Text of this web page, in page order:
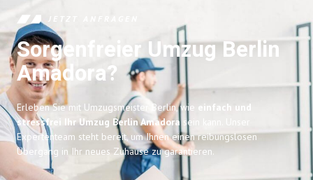
JETZT ANFRAGEN
Sorgenfreier Umzug Berlin
Amadora?
Erleben Sie mit Umzugsmeister Berlin, wie einfach und
stressfrei Ihr Umzug Berlin Amadorasein kann. Unser
Expertenteam steht bereit, um Ihnen einen reibungslosen
Übergang in Ihr neues Zuhause zu garantieren.